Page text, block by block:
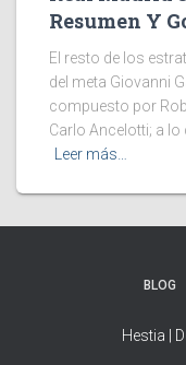
Resumen Y
El resto de los
del meta Giovanni
compuesto por
Carlo Ancelotti; a lo
Leer más…
BLOG
Hestia |